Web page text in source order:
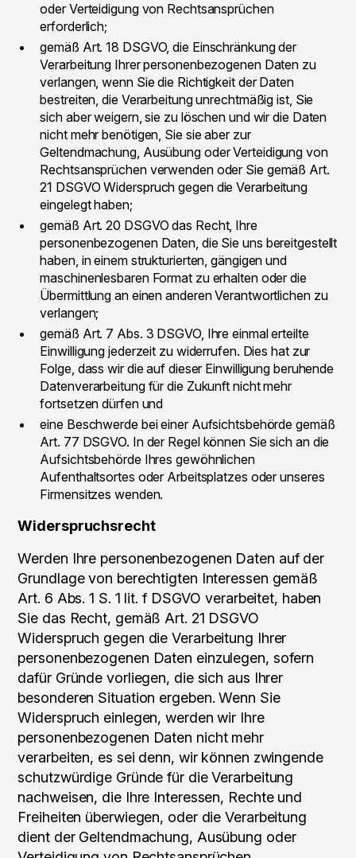
oder Verteidigung von Rechtsansprüchen
erforderlich;
gemäß Art. 18 DSGVO, die Einschränkung der
Verarbeitung Ihrer personenbezogenen Daten zu
verlangen, wenn Sie die Richtigkeit der Daten
bestreiten, die Verarbeitung unrechtmäßig ist, Sie
sich aber weigern, sie zu löschen und wir die Daten
nicht mehr benötigen, Sie sie aber zur
Geltendmachung, Ausübung oder Verteidigung von
Rechtsansprüchen verwenden oder Sie gemäß Art.
21 DSGVO Widerspruch gegen die Verarbeitung
eingelegt haben;
gemäß Art. 20 DSGVO das Recht, Ihre
personenbezogenen Daten, die Sie uns bereitgestellt
haben, in einem strukturierten, gängigen und
maschinenlesbaren Format zu erhalten oder die
Übermittlung an einen anderen Verantwortlichen zu
verlangen;
gemäß Art. 7 Abs. 3 DSGVO, Ihre einmal erteilte
Einwilligung jederzeit zu widerrufen. Dies hat zur
Folge, dass wir die auf dieser Einwilligung beruhende
Datenverarbeitung für die Zukunft nicht mehr
fortsetzen dürfen und
eine Beschwerde bei einer Aufsichtsbehörde gemäß
Art. 77 DSGVO. In der Regel können Sie sich an die
Aufsichtsbehörde Ihres gewöhnlichen
Aufenthaltsortes oder Arbeitsplatzes oder unseres
Firmensitzes wenden.
Widerspruchsrecht
Werden Ihre personenbezogenen Daten auf der
Grundlage von berechtigten Interessen gemäß
Art. 6 Abs. 1 S. 1 lit. f DSGVO verarbeitet, haben
Sie das Recht, gemäß Art. 21 DSGVO
Widerspruch gegen die Verarbeitung Ihrer
personenbezogenen Daten einzulegen, sofern
dafür Gründe vorliegen, die sich aus Ihrer
besonderen Situation ergeben. Wenn Sie
Widerspruch einlegen, werden wir Ihre
personenbezogenen Daten nicht mehr
verarbeiten, es sei denn, wir können zwingende
schutzwürdige Gründe für die Verarbeitung
nachweisen, die Ihre Interessen, Rechte und
Freiheiten überwiegen, oder die Verarbeitung
dient der Geltendmachung, Ausübung oder